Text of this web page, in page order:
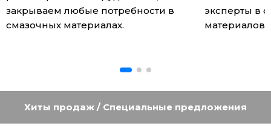
закрываем любые потребности в
смазочных материалах.
эксперты в
материалов.
Хиты продаж / Специальные предложения